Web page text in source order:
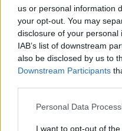
us or personal information
your opt-out. You may
disclosure of your
IAB’s list of downstream
also be disclosed by us to
Downstream Participants
Personal Data
I want to opt-out of
Η
το
Η